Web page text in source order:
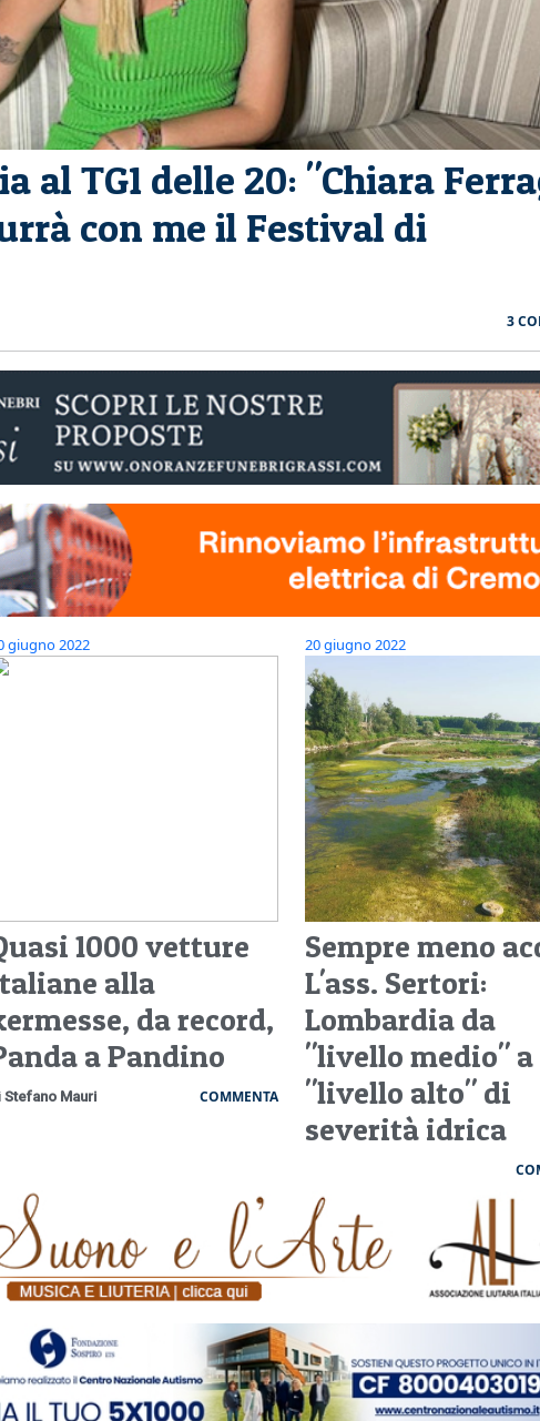
al TG1 delle 20: "Chiara
con me il Festival di
3
giugno 2022
1000 vetture
alla
da record,
a Pandino
Stefano Mauri COMMENTA
20 giugno 2022
Sempre meno
L'ass. Sertori:
Lombardia da
"livello medio" a
"livello alto" di
severità idrica